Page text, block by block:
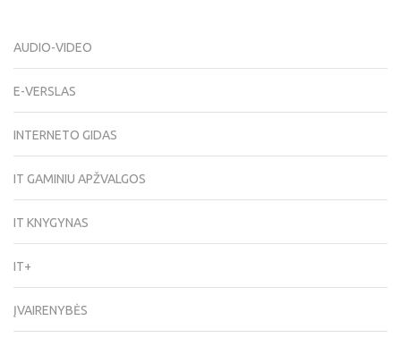
AUDIO-VIDEO
E-VERSLAS
INTERNETO GIDAS
IT GAMINIU APŽVALGOS
IT KNYGYNAS
IT+
ĮVAIRENYBĖS